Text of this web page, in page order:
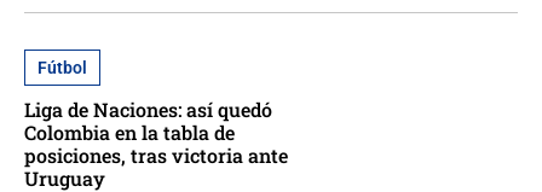
Fútbol
Liga de Naciones: así quedó
Colombia en la tabla de
posiciones, tras victoria ante
Uruguay